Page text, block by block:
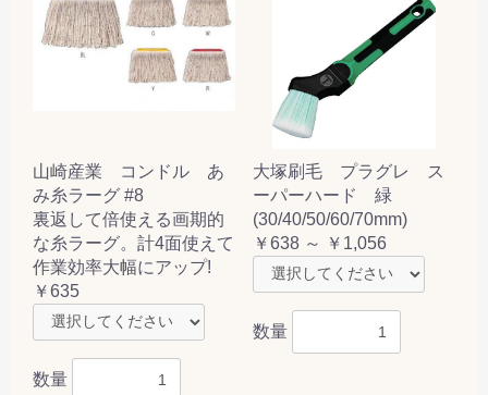
山崎産業 コンドル あ
み糸ラーグ #8
裏返して倍使える画期的
な糸ラーグ。計4面使えて
作業効率大幅にアップ!
￥635
数量
大塚刷毛 プラグレ ス
ーパーハード 緑
(30/40/50/60/70mm)
￥638 ～ ￥1,056
数量